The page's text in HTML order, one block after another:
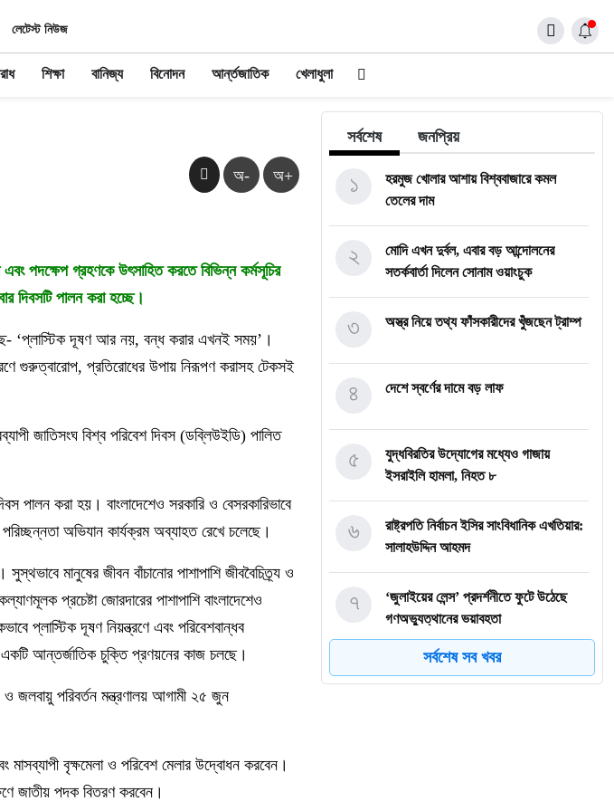
লেটেস্ট নিউজ
শিক্ষা বানিজ্য বিনোদন আর্ন্তজাতিক খেলাধুলা
অ- অ+
পদক্ষেপ গ্রহণকে উৎসাহিত করতে বিভিন্ন কর্মসূচির
দিবসটি পালন করা হচ্ছে।
‘প্লাস্টিক দূষণ আর নয়, বন্ধ করার এখনই সময়’।
গুরুত্বারোপ, প্রতিরোধের উপায় নিরূপণ করাসহ টেকসই
জাতিসংঘ বিশ্ব পরিবেশ দিবস (ডব্লিউইডি) পালিত
পালন করা হয়। বাংলাদেশেও সরকারি ও বেসরকারিভাবে
অভিযান কার্যক্রম অব্যাহত রেখে চলেছে।
মানুষের জীবন বাঁচানোর পাশাপাশি জীববৈচিত্র্য ও
প্রচেষ্টা জোরদারের পাশাপাশি বাংলাদেশেও
প্লাস্টিক দূষণ নিয়ন্ত্রণে এবং পরিবেশবান্ধব
একটি আন্তর্জাতিক চুক্তি প্রণয়নের কাজ চলছে।
জলবায়ু পরিবর্তন মন্ত্রণালয় আগামী ২৫ জুন
মাসব্যাপী বৃক্ষমেলা ও পরিবেশ মেলার উদ্বোধন করবেন।
জাতীয় পদক বিতরণ করবেন।
সর্বশেষ জনপ্রিয়
হরমুজ খোলার আশায় বিশ্ববাজারে কমল
তেলের দাম
১
মোদি এখন দুর্বল, এবার বড় আন্দোলনের
সতর্কবার্তা দিলেন সোনাম ওয়াংচুক
২
অস্ত্র নিয়ে তথ্য ফাঁসকারীদের খুঁজছেন ট্রাম্প
৩
দেশে স্বর্ণের দামে বড় লাফ
৪
যুদ্ধবিরতির উদ্যোগের মধ্যেও গাজায়
ইসরাইলি হামলা, নিহত ৮
৫
রাষ্ট্রপতি নির্বাচন ইসির সাংবিধানিক এখতিয়ার:
সালাহউদ্দিন আহমদ
৬
‘জুলাইয়ের লেন্স’ প্রদর্শনীতে ফুটে উঠেছে
গণঅভ্যুত্থানের ভয়াবহতা
৭
৮
সর্বশেষ সব খবর